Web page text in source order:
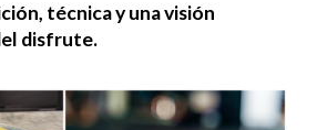
técnica y una visión
disfrute.